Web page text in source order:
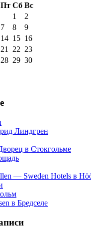
Пт Сб Вс
1
2
7 8
9
14 15 16
21 22 23
28 29 30
Линдгрен
в Стокгольме
— Sweden Hotels в
в Бредселе